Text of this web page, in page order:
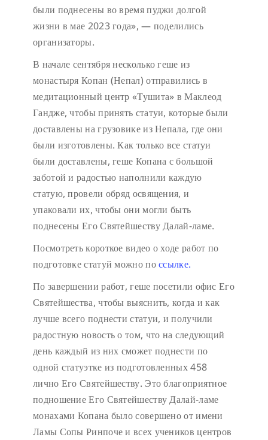
были поднесены во время пуджи долгой
жизни в мае 2023 года», — поделились
организаторы.
В начале сентября несколько геше из
монастыря Копан (Непал) отправились в
медитационный центр «Тушита» в Маклеод
Гандже, чтобы принять статуи, которые были
доставлены на грузовике из Непала, где они
были изготовлены. Как только все статуи
были доставлены, геше Копана с большой
заботой и радостью наполнили каждую
статую, провели обряд освящения, и
упаковали их, чтобы они могли быть
поднесены Его Святейшеству Далай-ламе.
Посмотреть короткое видео о ходе работ по
подготовке статуй можно поссылке.
По завершении работ, геше посетили офис Его
Святейшества, чтобы выяснить, когда и как
лучше всего поднести статуи, и получили
радостную новость о том, что на следующий
день каждый из них сможет поднести по
одной статуэтке из подготовленных 458
лично Его Святейшеству. Это благоприятное
подношение Его Святейшеству Далай-ламе
монахами Копана было совершено от имени
Ламы Сопы Ринпоче и всех учеников центров